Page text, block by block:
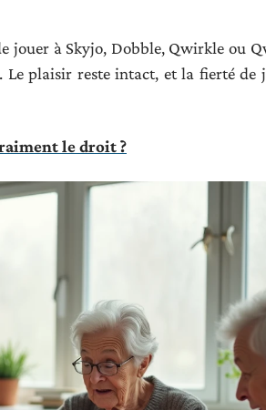
jouer à Skyjo, Dobble, Qwirkle ou
Le plaisir reste intact, et la fierté de
le droit ?